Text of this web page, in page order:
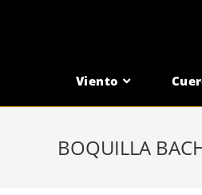
Viento
BOQUILLA